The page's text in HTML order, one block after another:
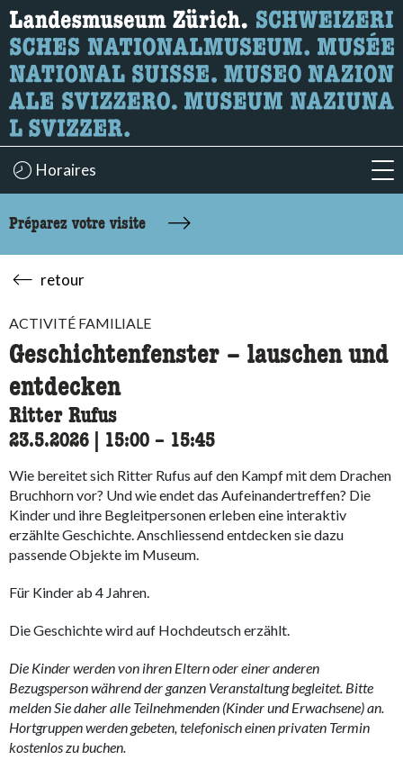
Recherche
Ici, vous pouvez rechercher le contenu de la page.
Horaires
Préparez votre visite
retour
ACTIVITÉ FAMILIALE
Geschichtenfenster – lauschen und
entdecken
Ritter Rufus
23.5.2026 15:00 accessibility.time_to
– 15:45
Wie bereitet sich Ritter Rufus auf den Kampf mit dem Drachen
Bruchhorn vor? Und wie endet das Aufeinandertreffen? Die
Kinder und ihre Begleitpersonen erleben eine interaktiv
erzählte Geschichte. Anschliessend entdecken sie dazu
passende Objekte im Museum.
Für Kinder ab 4 Jahren.
Die Geschichte wird auf Hochdeutsch erzählt.
Die Kinder werden von ihren Eltern oder einer anderen
Bezugsperson während der ganzen Veranstaltung begleitet. Bitte
melden Sie daher alle Teilnehmenden (Kinder und Erwachsene) an.
Hortgruppen werden gebeten, telefonisch einen privaten Termin
kostenlos zu buchen.